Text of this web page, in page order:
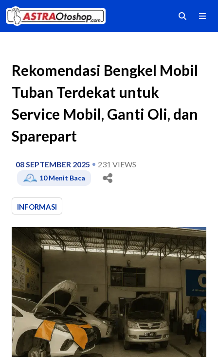
Rekomendasi Bengkel Mobil
Tuban Terdekat untuk
Service Mobil, Ganti Oli, dan
Sparepart
08 SEPTEMBER 2025 231 VIEWS
10Menit Baca
INFORMASI